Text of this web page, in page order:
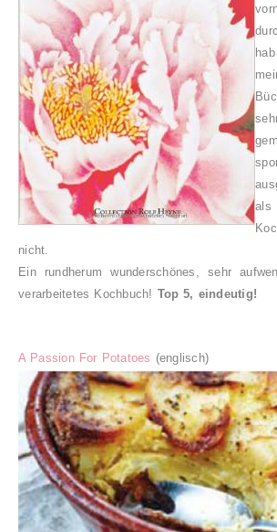
als
nicht.
Ein rundherum wunderschönes, sehr
verarbeitetes Kochbuch! Top 5, eindeutig!
A Passion For Potatoes (englisch)